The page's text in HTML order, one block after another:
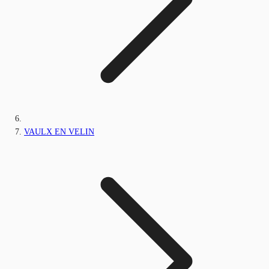
VAULX EN VELIN